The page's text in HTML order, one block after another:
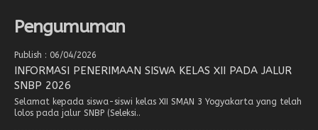
Pengumuman
Publish : 06/04/2026
INFORMASI PENERIMAAN SISWA KELAS XII PADA JALUR
SNBP 2026
Selamat kepada siswa-siswi kelas XII SMAN 3 Yogyakarta yang telah
lolos pada jalur SNBP (Seleksi..